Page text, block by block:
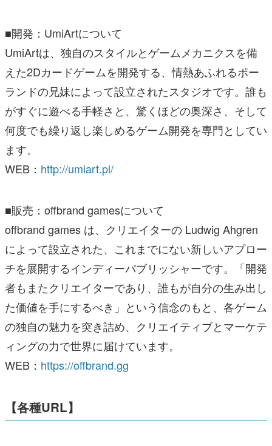
■開発：UmiArtについて
UmiArtは、独自のスタイルとゲームメカニクスを備
えた2Dカードゲームを開発する、情熱あふれるポー
ランドの兄妹によって設立されたスタジオです。誰も
がすぐに遊べる手軽さと、驚くほどの奥深さ、そして
何度でも繰り返し楽しめるゲーム開発を専門としてい
ます。
WEB： http://umiart.pl/
■販売：offbrand gamesについて
offbrand games は、クリエイターの Ludwig Ahgren
によって設立された、これまでにない新しいアプロー
チを展開するインディーパブリッシャーです。「開発
者もまたクリエイターであり、誰もが自分の生み出し
た価値を手にするべき」という信念のもと、各ゲーム
の独自の魅力を突き詰め、クリエイティブとマーケテ
ィングの力で世界に届けています。
WEB： https://offbrand.gg
【各種URL】